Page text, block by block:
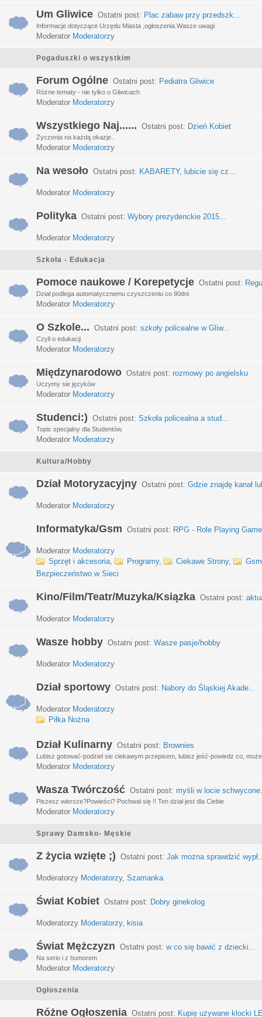
Um Gliwice Ostatni post: Plac zabaw przy przedszk...
Informacje dotyczące Urzędu Miasta ,ogłoszenia.Wasze uwagi
Moderator Moderatorzy
Pogaduszki o wszystkim
Forum Ogólne Ostatni post: Pediatra Gliwice
Różne tematy - nie tylko o Gliwicach
Moderator Moderatorzy
Wszystkiego Naj...... Ostatni post: Dzień Kobiet
Życzenia na każdą okazje..
Moderator Moderatorzy
Na wesoło Ostatni post: KABARETY, lubicie się cz...
Moderator Moderatorzy
Polityka Ostatni post: Wybory prezydenckie 2015...
Moderator Moderatorzy
Szkoła - Edukacja
Pomoce naukowe / Korepetycje Ostatni post:
Dział podlega automatycznemu czyszczeniu co 90dni
Moderator Moderatorzy
O Szkole... Ostatni post: szkoły policealne w Gliw...
Czyli o edukacji
Moderator Moderatorzy
Międzynarodowo Ostatni post: rozmowy po angielsku
Uczymy sie języków
Moderator Moderatorzy
Studenci:) Ostatni post: Szkoła policealna a stud...
Topic specjalny dla Studentów.
Moderator Moderatorzy
Kultura/Hobby
Dział Motoryzacyjny Ostatni post: Gdzie znajdę kanał
Moderator Moderatorzy
Informatyka/Gsm Ostatni post: RPG - Role Playing
Moderator Moderatorzy
Sprzęt i akcesoria, Programy, Ciekawe Strony,
Gsm
Bezpieczeństwo w Sieci
Kino/Film/Teatr/Muzyka/Ksiązka Ostatni post:
Moderator Moderatorzy
Wasze hobby Ostatni post: Wasze pasje/hobby
Moderator Moderatorzy
Dział sportowy Ostatni post: Nabory do Śląskiej Akade...
Moderator Moderatorzy
Piłka Nożna
Dział Kulinarny Ostatni post: Brownies
Lubisz gotować-podziel sie ciekawym przepisem, lubisz jeść-powiedz co,
Moderator Moderatorzy
Wasza Twórczość Ostatni post: myśli w locie
Piszesz wiersze?Powieści? Pochwal się !! Ten dział jest dla Ciebie
Moderator Moderatorzy
Sprawy Damsko- Męskie
Z życia wzięte ;) Ostatni post: Jak można sprawdzić
Moderatorzy Moderatorzy, Szamanka
Świat Kobiet Ostatni post: Dobry ginekolog
Moderatorzy Moderatorzy, kisia
Świat Mężczyzn Ostatni post: w co się bawić z dziecki...
Na serio i z humorem
Moderator Moderatorzy
Ogłoszenia
Różne Ogłoszenia Ostatni post: Kupię używane klocki